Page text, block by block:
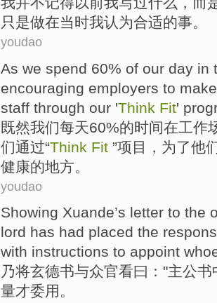
只是做在当时我认为合适的事。
youdao
As we spend 60% of our day in
encouraging employers to make
staff through our 'Think Fit'
既然我们每天60%的时间在工作
们通过“Think Fit ”项目， 为了他
健康的地方。
youdao
Showing Xuande’s letter to the
lord has had placed the
with instructions to appoint
乃将玄德书与众官看曰 ："主公
量才委用。